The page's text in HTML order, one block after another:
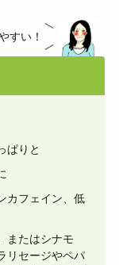
すい！
ぱりと
カフェイン、低
またはシナモ
リセージやペパ